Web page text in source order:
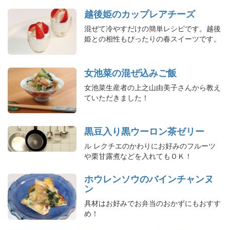
越後姫のカップレアチーズ
混ぜて冷やすだけの簡単レシピです。越後
姫との相性もぴったりの春スイーツです。
女池菜の混ぜ込みご飯
女池菜生産者の上之山由美子さんから教え
ていただきました！
黒豆入り黒ウーロン茶ゼリー
ル レクチエのかわりにお好みのフルーツ
や栗甘露煮などを入れてもＯＫ！
ホウレンソウのバインチャンヌ
ン
具材はお好みでお弁当のおかずにもおすす
め！